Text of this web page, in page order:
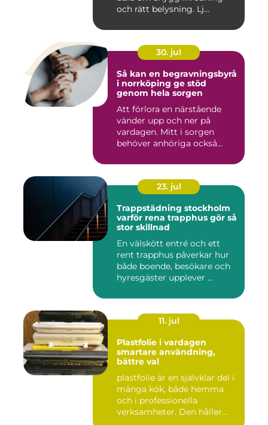
och rätt belysning. Lj...
30. jul
Så kan en begravningsbyrå
i norrköping ge stöd
genom hela sorgen
Att förlora en närstående
vänder upp och ner på
vardagen. Mitt i sorgen
behöver anhöriga också
23. jul
Trappstädning stockholm
varför rena trapphus gör så
stor skillnad
En välskött entré och ett
rent trapphus påverkar hur
både boende, besökare och
hyresgäster upplever ...
11. jul
Plastfolie i vardagen
smartare användning,
bättre val
plastfolie är en självklar del i
många kök, både hemma
och i professionella
verksamheter. Den håller...